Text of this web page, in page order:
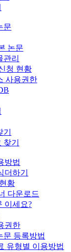
문
논문
관리
청 현황
사용권한
기
방법
더하기
황
다운로드
이세요?
권한
문 등록방법
유형별 이용방법